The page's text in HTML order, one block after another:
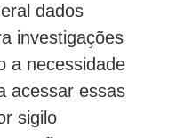
dados
investigações
a necessidade
acessar essas
sigilo